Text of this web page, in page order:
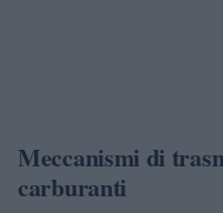
Meccanismi di
carburanti